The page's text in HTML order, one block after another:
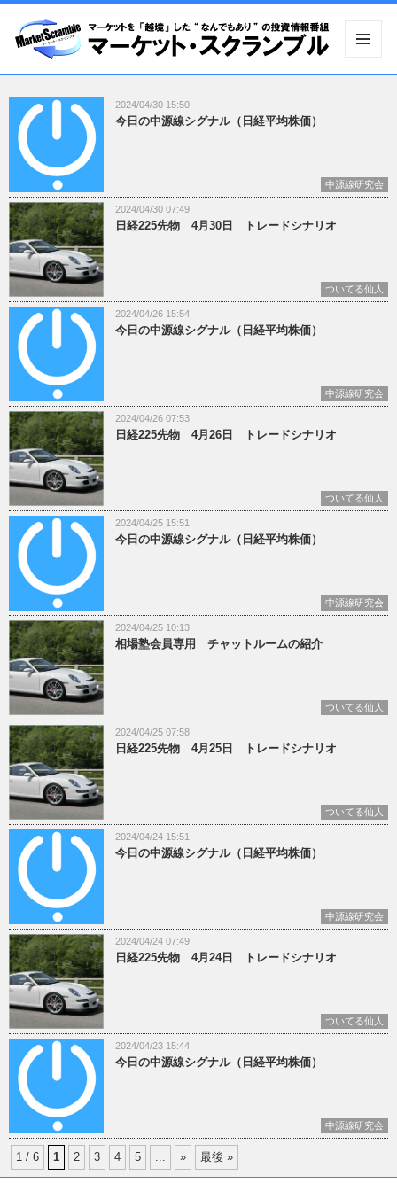
中源線研究会
2024/04/30 15:50
今日の中源線シグナル（日経平均株価）
ついてる仙人
2024/04/30 07:49
日経225先物 4月30日 トレードシナリオ
中源線研究会
2024/04/26 15:54
今日の中源線シグナル（日経平均株価）
ついてる仙人
2024/04/26 07:53
日経225先物 4月26日 トレードシナリオ
中源線研究会
2024/04/25 15:51
今日の中源線シグナル（日経平均株価）
ついてる仙人
2024/04/25 10:13
相場塾会員専用 チャットルームの紹介
ついてる仙人
2024/04/25 07:58
日経225先物 4月25日 トレードシナリオ
中源線研究会
2024/04/24 15:51
今日の中源線シグナル（日経平均株価）
ついてる仙人
2024/04/24 07:49
日経225先物 4月24日 トレードシナリオ
中源線研究会
2024/04/23 15:44
今日の中源線シグナル（日経平均株価）
1 / 6 1 2 3 4 5 » 最後 »